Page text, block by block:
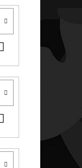
KOŠÍKU
KOŠÍKU